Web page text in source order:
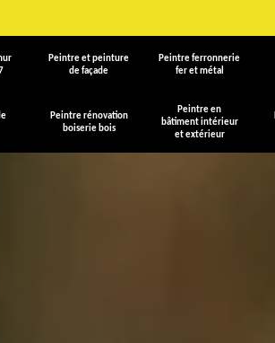
Peintre et peinture
de façade
Peintre ferronnerie
fer et métal
Peintre rénovation
boiserie bois
Peintre en
bâtiment intérieur
et extérieur